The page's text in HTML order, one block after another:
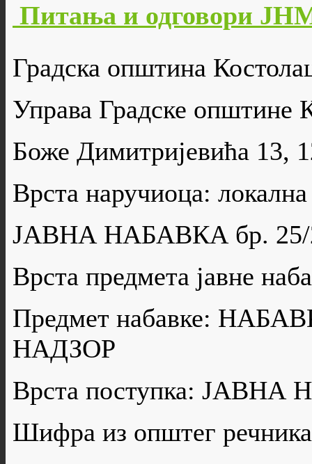
Питања и одговори
Градска општина
Управа Градске општине
Боже Димитријевића 13,
Врста наручиоца:
ЈАВНА НАБАВКА бр. 25/
Врста предмета јавне
Предмет набавке:
НАДЗОР
Врста поступка:
Шифра из општег